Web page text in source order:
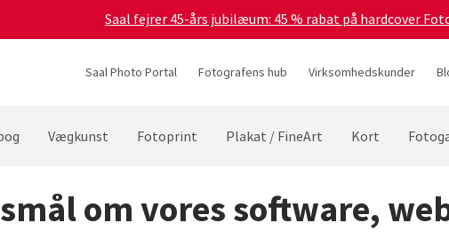
Saal fejrer 45-års jubilæum: 45 % rabat på hardcover
Saal Photo Portal Fotografens hub Virksomhedskunder
Vægkunst Fotoprint Plakat / FineArt Kort
om vores software,